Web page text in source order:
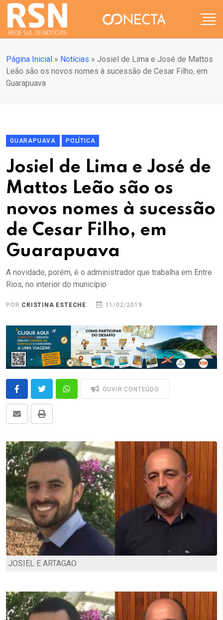
Página Inicial » Notícias » Josiel de Lima e José de Mattos
Leão são os novos nomes à sucessão de Cesar Filho, em
Guarapuava
GUARAPUAVA POLÍTICA
Josiel de Lima e José de
Mattos Leão são os
novos nomes à sucessão
de Cesar Filho, em
Guarapuava
A novidade, porém, é o administrador que trabalha em Entre
Rios, no interior do município
POR CRISTINA ESTECHE 11/02/2019
OUVIR CONTEÚDO
JOSIEL E ARTAGAO